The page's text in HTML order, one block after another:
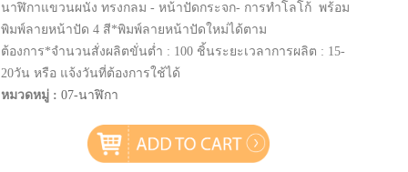
นาฬิกาแขวนผนัง ทรงกลม - หน้าปัดกระจก- การทำโลโก้ พร้อม
พิมพ์ลายหน้าปัด 4 สี*พิมพ์ลายหน้าปัดใหม่ได้ตาม
ต้องการ*จำนวนสั่งผลิตขั่นต่ำ : 100 ชิ้นระยะเวลาการผลิต : 15-
20วัน หรือ แจ้งวันที่ต้องการใช้ได้
หมวดหมู่ : 07-นาฬิกา